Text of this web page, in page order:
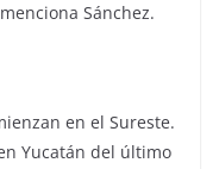
Sánchez.
en el Sureste.
Yucatán del último